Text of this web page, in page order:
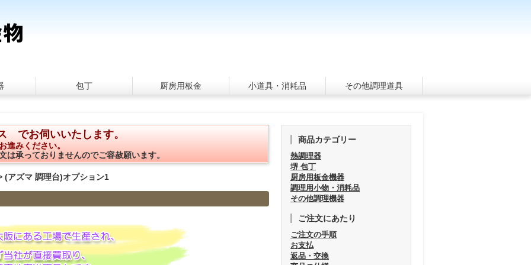
包丁 厨房用板金 小道具・消耗品 その他調理道具
でお伺いいたします。
みください。
承っておりませんのでご容赦願います。
(アズマ 調理台)オプション1
商品カテゴリー
熱調理器
堺 包丁
厨房用板金機器
調理用小物・消耗品
その他調理機器
ご注文にあたり
ご注文の手順
お支払
返品・交換